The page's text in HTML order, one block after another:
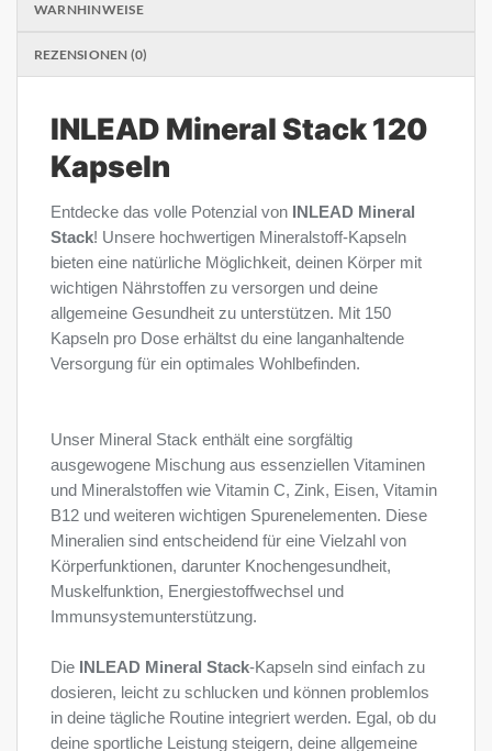
WARNHINWEISE
REZENSIONEN (0)
INLEAD Mineral Stack 120
Kapseln
Entdecke das volle Potenzial von
INLEAD Mineral
Stack! Unsere hochwertigen Mineralstoff-Kapseln
bieten eine natürliche Möglichkeit, deinen Körper mit
wichtigen Nährstoffen zu versorgen und deine
allgemeine Gesundheit zu unterstützen. Mit 150
Kapseln pro Dose erhältst du eine langanhaltende
Versorgung für ein optimales Wohlbefinden.
Unser Mineral Stack enthält eine sorgfältig
ausgewogene Mischung aus essenziellen Vitaminen
und Mineralstoffen wie Vitamin C, Zink, Eisen, Vitamin
B12 und weiteren wichtigen Spurenelementen. Diese
Mineralien sind entscheidend für eine Vielzahl von
Körperfunktionen, darunter Knochengesundheit,
Muskelfunktion, Energiestoffwechsel und
Immunsystemunterstützung.
Die INLEAD Mineral Stack-Kapseln sind einfach zu
dosieren, leicht zu schlucken und können problemlos
in deine tägliche Routine integriert werden. Egal, ob du
deine sportliche Leistung steigern, deine allgemeine